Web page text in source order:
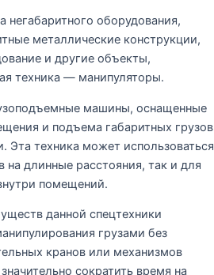
негабаритного оборудования,
металлические конструкции,
и другие объекты,
техника — манипуляторы.
машины, оснащенные
и подъема габаритных грузов
Эта техника может использоваться
на длинные расстояния, так и для
помещений.
данной спецтехники
грузами без
кранов или механизмов
сократить время на